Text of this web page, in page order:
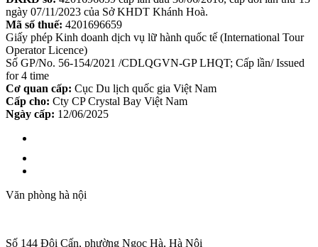
ngày 07/11/2023 của Sở KHDT Khánh Hoà.
Mã số thuế: 4201696659
Giấy phép Kinh doanh dịch vụ lữ hành quốc tế (International Tour
Operator Licence)
Số GP/No. 56-154/2021 /CDLQGVN-GP LHQT; Cấp lần/ Issued
for 4 time
Cơ quan cấp: Cục Du lịch quốc gia Việt Nam
Cấp cho: Cty CP Crystal Bay Việt Nam
Ngày cấp: 12/06/2025
Văn phòng hà nội
Số 144 Đội Cấn, phường Ngọc Hà, Hà Nội